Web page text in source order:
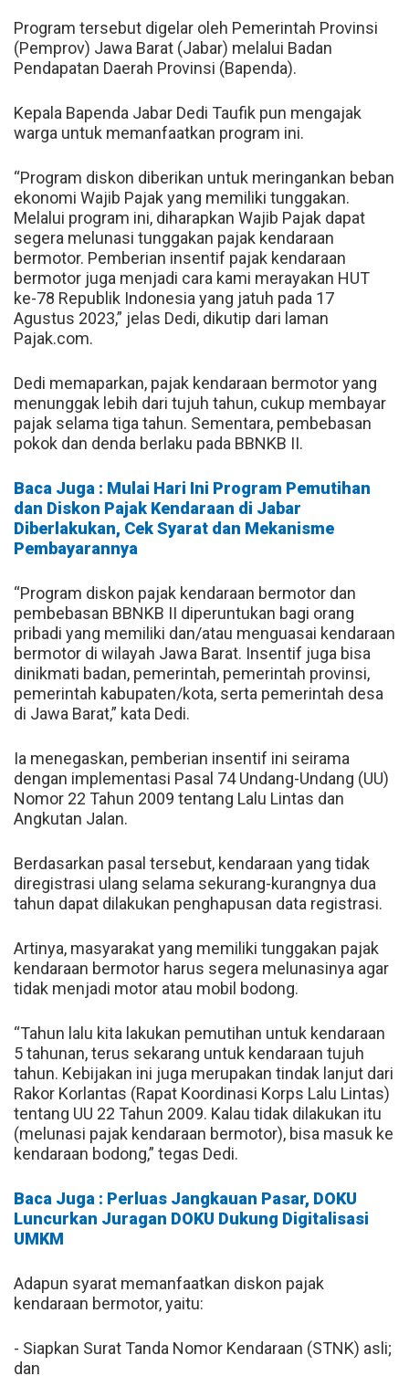
Program tersebut digelar oleh Pemerintah Provinsi
(Pemprov) Jawa Barat (Jabar) melalui Badan
Pendapatan Daerah Provinsi (Bapenda).
Kepala Bapenda Jabar Dedi Taufik pun mengajak
warga untuk memanfaatkan program ini.
“Program diskon diberikan untuk meringankan beban
ekonomi Wajib Pajak yang memiliki tunggakan.
Melalui program ini, diharapkan Wajib Pajak dapat
segera melunasi tunggakan pajak kendaraan
bermotor. Pemberian insentif pajak kendaraan
bermotor juga menjadi cara kami merayakan HUT
ke-78 Republik Indonesia yang jatuh pada 17
Agustus 2023,” jelas Dedi, dikutip dari laman
Pajak.com.
Dedi memaparkan, pajak kendaraan bermotor yang
menunggak lebih dari tujuh tahun, cukup membayar
pajak selama tiga tahun. Sementara, pembebasan
pokok dan denda berlaku pada BBNKB II.
Baca Juga : Mulai Hari Ini Program Pemutihan
dan Diskon Pajak Kendaraan di Jabar
Diberlakukan, Cek Syarat dan Mekanisme
Pembayarannya
“Program diskon pajak kendaraan bermotor dan
pembebasan BBNKB II diperuntukan bagi orang
pribadi yang memiliki dan/atau menguasai kendaraan
bermotor di wilayah Jawa Barat. Insentif juga bisa
dinikmati badan, pemerintah, pemerintah provinsi,
pemerintah kabupaten/kota, serta pemerintah desa
di Jawa Barat,” kata Dedi.
Ia menegaskan, pemberian insentif ini seirama
dengan implementasi Pasal 74 Undang-Undang (UU)
Nomor 22 Tahun 2009 tentang Lalu Lintas dan
Angkutan Jalan.
Berdasarkan pasal tersebut, kendaraan yang tidak
diregistrasi ulang selama sekurang-kurangnya dua
tahun dapat dilakukan penghapusan data registrasi.
Artinya, masyarakat yang memiliki tunggakan pajak
kendaraan bermotor harus segera melunasinya agar
tidak menjadi motor atau mobil bodong.
“Tahun lalu kita lakukan pemutihan untuk kendaraan
5 tahunan, terus sekarang untuk kendaraan tujuh
tahun. Kebijakan ini juga merupakan tindak lanjut dari
Rakor Korlantas (Rapat Koordinasi Korps Lalu Lintas)
tentang UU 22 Tahun 2009. Kalau tidak dilakukan itu
(melunasi pajak kendaraan bermotor), bisa masuk ke
kendaraan bodong,” tegas Dedi.
Baca Juga : Perluas Jangkauan Pasar, DOKU
Luncurkan Juragan DOKU Dukung Digitalisasi
UMKM
Adapun syarat memanfaatkan diskon pajak
kendaraan bermotor, yaitu:
- Siapkan Surat Tanda Nomor Kendaraan (STNK) asli;
dan